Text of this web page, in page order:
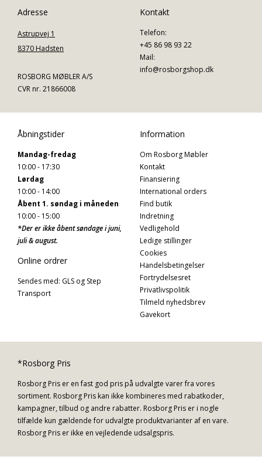
Adresse
Astrupvej 1
8370 Hadsten
ROSBORG MØBLER A/S
CVR nr. 21866008
Kontakt
Telefon:
+45 86 98 93 22
Mail:
info@rosborgshop.dk
Åbningstider
Mandag-fredag
10:00 - 17:30
Lørdag
10:00 - 14:00
Åbent 1. søndag i måneden
10:00 - 15:00
*Der er ikke åbent søndage i juni,
juli & august.
Online ordrer
Sendes med: GLS og Step
Transport
Information
Om Rosborg Møbler
Kontakt
Finansiering
International orders
Find butik
Indretning
Vedligehold
Ledige stillinger
Cookies
Handelsbetingelser
Fortrydelsesret
Privatlivspolitik
Tilmeld nyhedsbrev
Gavekort
*Rosborg Pris
Rosborg Pris er en fast god pris på udvalgte varer fra vores
sortiment. Rosborg Pris kan ikke kombineres med rabatkoder,
kampagner, tilbud og andre rabatter. Rosborg Pris er i nogle
tilfælde kun gældende for udvalgte produktvarianter af en vare.
Rosborg Pris er ikke en vejledende udsalgspris.